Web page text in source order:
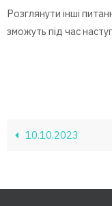
Розглянути інші
зможуть під час
10.10.2023